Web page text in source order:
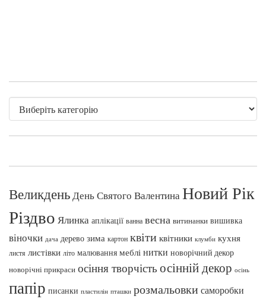
ВеликденьДень Святого ВалентинаНовий Рік
Різдво Ялинка аплікації ванна весна витинанки вишивка
віночки дача дерево зима картон квіти квітники клумби кухня
листя листівки літо малювання меблі нитки новорічний декор
новорічні прикраси осіння творчість осінній декор осінь
папір писанки пластилін пташки розмальовки саморобки